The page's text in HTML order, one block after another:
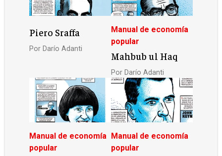
Piero Sraffa
Por Darío Adanti
Manual de economía
popular
Mahbub ul Haq
Por Darío Adanti
Manual de economía
popular
Manual de economía
popular